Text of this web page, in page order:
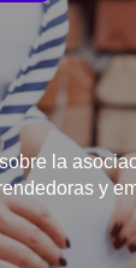
la
y